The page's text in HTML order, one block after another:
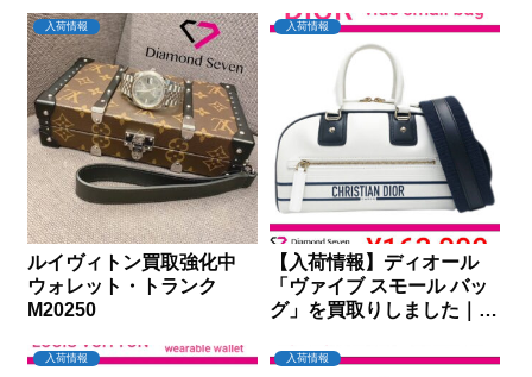
入荷情報
ルイヴィトン買取強化中
ウォレット・トランク
M20250
入荷情報
【入荷情報】ディオール
「ヴァイブ スモール バッ
グ」を買取りしました｜ダ
入荷情報 入荷情報